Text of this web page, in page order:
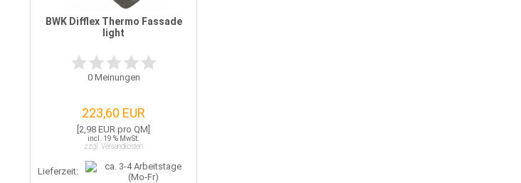
BWK Difflex Thermo Fassade
light
0Meinungen
223,60 EUR
[2,98 EUR pro QM]
incl. 19 % MwSt.
zzgl. Versandkosten
Lieferzeit: